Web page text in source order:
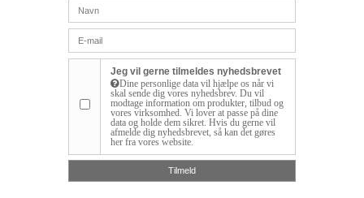
Jeg vil gerne tilmeldes nyhedsbrevet
Dine personlige data vil hjælpe os når vi
skal sende dig vores nyhedsbrev. Du vil
modtage information om produkter, tilbud og
vores virksomhed. Vi lover at passe på dine
data og holde dem sikret. Hvis du gerne vil
afmelde dig nyhedsbrevet, så kan det gøres
her fra vores website.
Tilmeld